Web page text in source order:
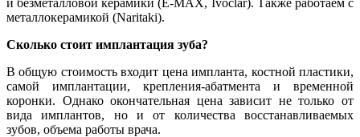
металлокерамикой (Naritaki).
Сколько стоит имплантация зуба?
В общую стоимость входит цена импланта, костной пластики,
самой имплантации, крепления-абатмента и временной
коронки. Однако окончательная цена зависит не только от
вида имплантов, но и от количества восстанавливаемых
зубов, объема работы врача.